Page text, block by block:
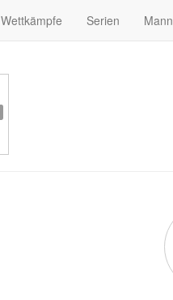
Wettkämpfe Serien